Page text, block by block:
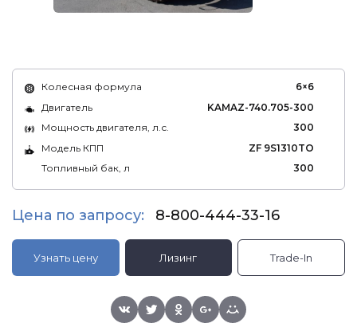
Колесная формула
6×6
Двигатель
KAMAZ-740.705-300
Мощность двигателя, л.с.
300
Модель КПП
ZF 9S1310TO
Топливный бак, л
300
Цена по запросу: 8-800-444-33-16
Узнать цену Лизинг Trade-In